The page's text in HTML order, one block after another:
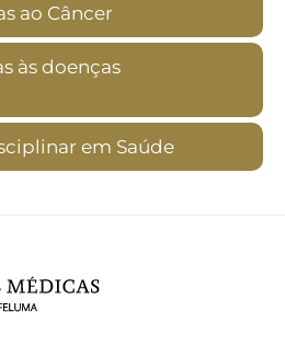
ao Câncer
às doenças
em Saúde